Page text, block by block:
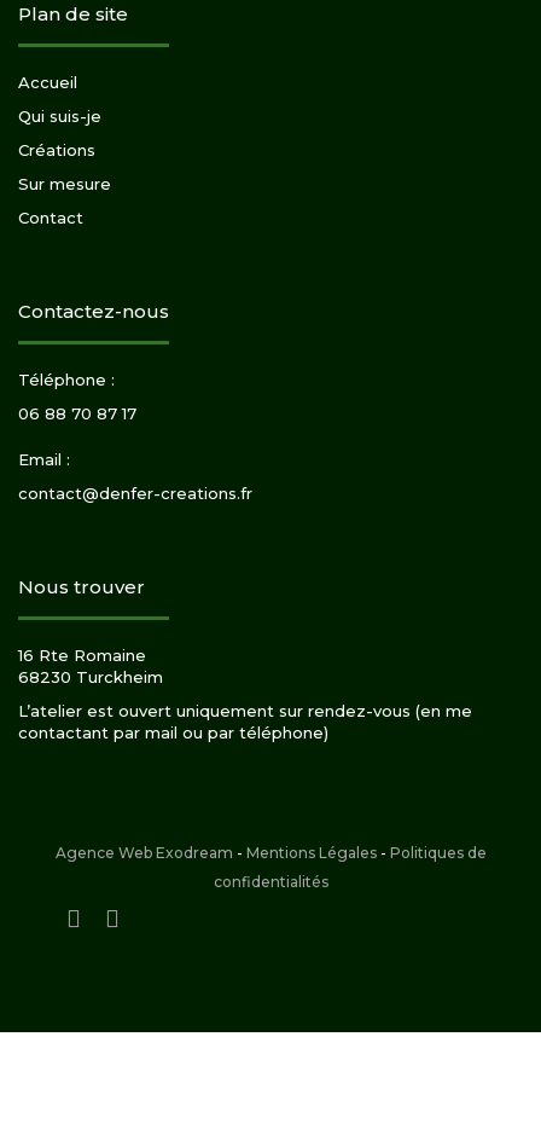
Plan de site
Accueil
Qui suis-je
Créations
Sur mesure
Contact
Contactez-nous
Téléphone :
06 88 70 87 17
Email :
contact@denfer-creations.fr
Nous trouver
16 Rte Romaine
68230 Turckheim
L’atelier est ouvert uniquement sur rendez-vous (en me
contactant par mail ou par téléphone)
Agence Web Exodream - Mentions Légales- Politiques de
confidentialités